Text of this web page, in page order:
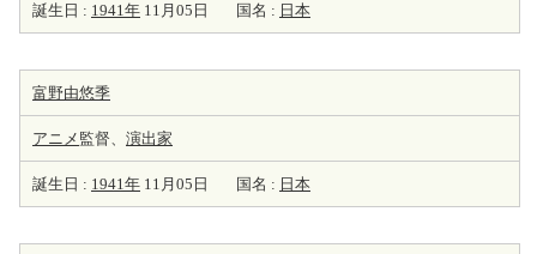
誕生日 : 1941年 11月05日 国名 : 日本
富野由悠季
アニメ 監督、 演出家
誕生日 : 1941年 11月05日 国名 : 日本